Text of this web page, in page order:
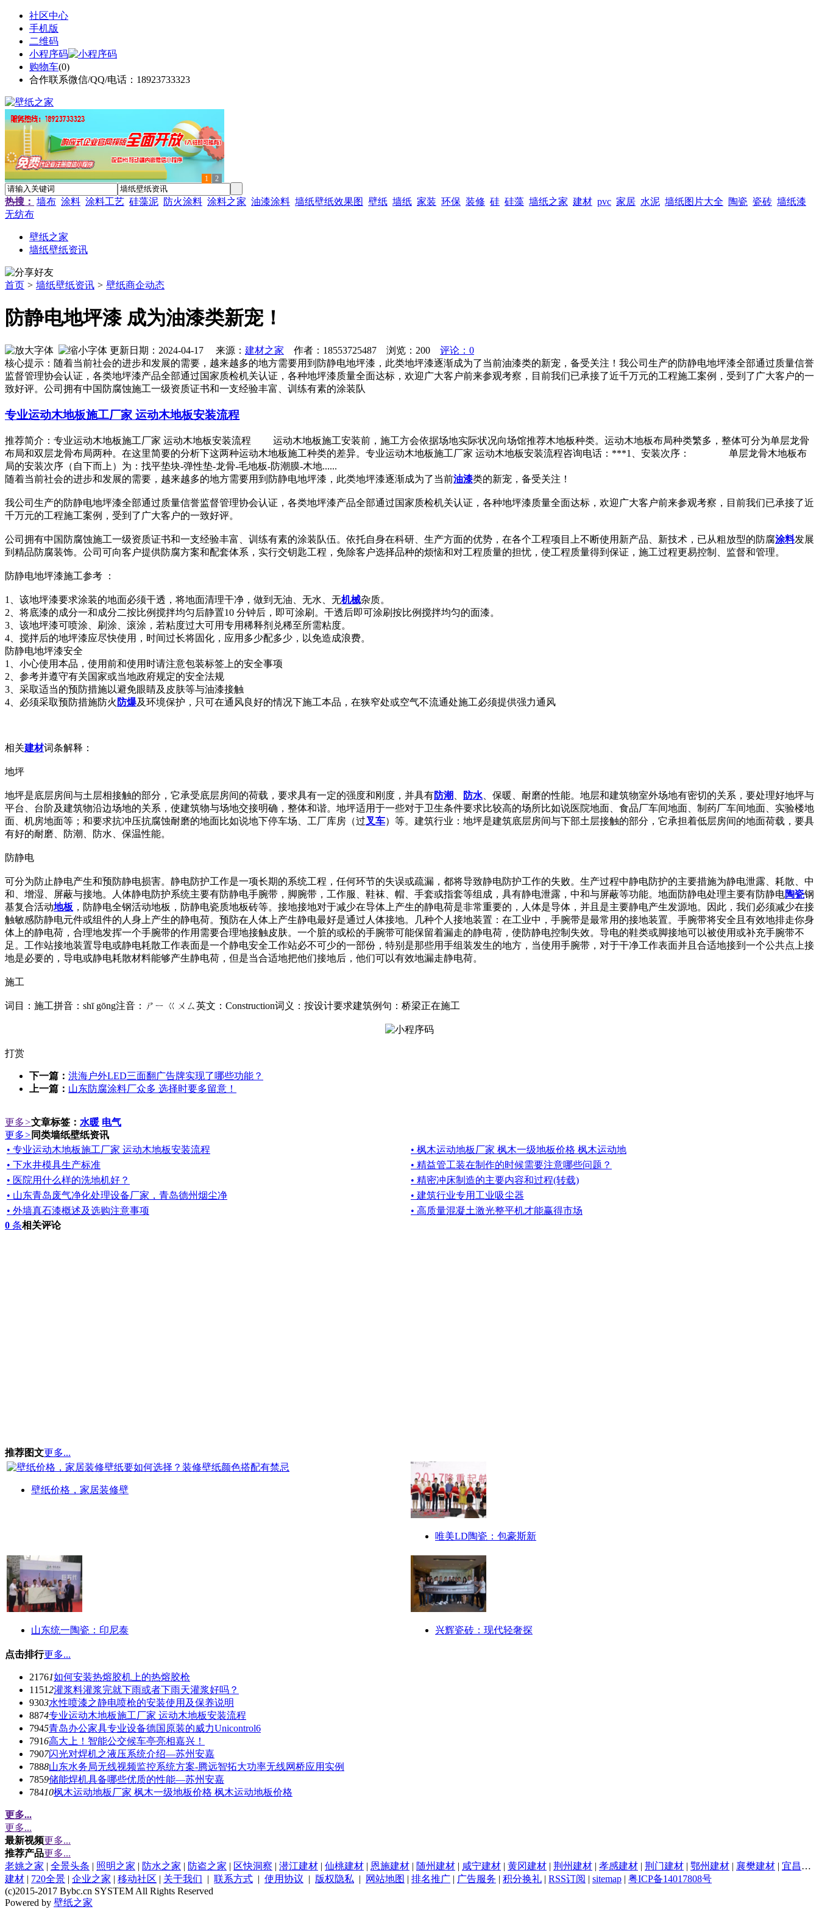
社区中心
手机版
二维码
小程序码
购物车(0)
合作联系微信/QQ/电话：18923733323
1 2
热搜： 墙布 涂料 涂料工艺 硅藻泥 防火涂料 涂料之家 油漆涂料 墙纸壁纸效果图 壁纸 墙纸 家装 环保 装修 硅 硅藻 墙纸之家 建材 pvc 家居 水泥 墙纸图片大全 陶瓷 瓷砖 墙纸漆
无纺布
壁纸之家
墙纸壁纸资讯
首页 > 墙纸壁纸资讯 > 壁纸商企动态
防静电地坪漆 成为油漆类新宠！
更新日期：2024-04-17 来源： 建材之家 作者：18553725487 浏览： 200
评论：0
核心提示：随着当前社会的进步和发展的需要，越来越多的地方需要用到防静电地坪漆，此类地坪漆逐渐成为了当前油漆类的新宠，备受关注！我公司生产的防静电地坪漆全部通过质量信誉
监督管理协会认证，各类地坪漆产品全部通过国家质检机关认证，各种地坪漆质量全面达标，欢迎广大客户前来参观考察，目前我们已承接了近千万元的工程施工案例，受到了广大客户的一
致好评。公司拥有中国防腐蚀施工一级资质证书和一支经验丰富、训练有素的涂装队
专业运动木地板施工厂家 运动木地板安装流程
推荐简介：专业运动木地板施工厂家 运动木地板安装流程 运动木地板施工安装前，施工方会依据场地实际状况向场馆推荐木地板种类。运动木地板布局种类繁多，整体可分为单层龙骨
布局和双层龙骨布局两种。在这里简要的分析下这两种运动木地板施工种类的差异。专业运动木地板施工厂家 运动木地板安装流程咨询电话：***1、安装次序： 单层龙骨木地板布
局的安装次序（自下而上）为：找平垫块-弹性垫-龙骨-毛地板-防潮膜-木地......
随着当前社会的进步和发展的需要，越来越多的地方需要用到防静电地坪漆，此类地坪漆逐渐成为了当前油漆类的新宠，备受关注！
我公司生产的防静电地坪漆全部通过质量信誉监督管理协会认证，各类地坪漆产品全部通过国家质检机关认证，各种地坪漆质量全面达标，欢迎广大客户前来参观考察，目前我们已承接了近
千万元的工程施工案例，受到了广大客户的一致好评。
公司拥有中国防腐蚀施工一级资质证书和一支经验丰富、训练有素的涂装队伍。依托自身在科研、生产方面的优势，在各个工程项目上不断使用新产品、新技术，已从粗放型的防腐涂料发展
到精品防腐装饰。公司可向客户提供防腐方案和配套体系，实行交钥匙工程，免除客户选择品种的烦恼和对工程质量的担忧，使工程质量得到保证，施工过程更易控制、监督和管理。
防静电地坪漆施工参考 ：
1、该地坪漆要求涂装的地面必须干透，将地面清理干净，做到无油、无水、无机械杂质。
2、将底漆的成分一和成分二按比例搅拌均匀后静置10 分钟后，即可涂刷。干透后即可涂刷按比例搅拌均匀的面漆。
3、该地坪漆可喷涂、刷涂、滚涂，若粘度过大可用专用稀释剂兑稀至所需粘度。
4、搅拌后的地坪漆应尽快使用，时间过长将固化，应用多少配多少，以免造成浪费。
防静电地坪漆安全
1、小心使用本品，使用前和使用时请注意包装标签上的安全事项
2、参考并遵守有关国家或当地政府规定的安全法规
3、采取适当的预防措施以避免眼睛及皮肤等与油漆接触
4、必须采取预防措施防火 防爆及环境保护，只可在通风良好的情况下施工本品，在狭窄处或空气不流通处施工必须提供强力通风
相关建材词条解释：
地坪
地坪是底层房间与土层相接触的部分，它承受底层房间的荷载，要求具有一定的强度和刚度，并具有防潮 防水 、保暖、耐磨的性能。地层和建筑物室外场地有密切的关系，要处理好地坪与
平台、台阶及建筑物沿边场地的关系，使建筑物与场地交接明确，整体和谐。地坪适用于一些对于卫生条件要求比较高的场所比如说医院地面、食品厂车间地面、制药厂车间地面、实验楼地
面、机房地面等；和要求抗冲压抗腐蚀耐磨的地面比如说地下停车场、工厂库房（过叉车）等。建筑行业：地坪是建筑底层房间与下部土层接触的部分，它承担着低层房间的地面荷载，要具
有好的耐磨、防潮、防水、保温性能。
防静电
可分为防止静电产生和预防静电损害。静电防护工作是一项长期的系统工程，任何环节的失误或疏漏，都将导致静电防护工作的失败。生产过程中静电防护的主要措施为静电泄露、耗散、中
和、增湿、屏蔽与接地。人体静电防护系统主要有防静电手腕带，脚腕带，工作服、鞋袜、帽、手套或指套等组成，具有静电泄露，中和与屏蔽等功能。地面防静电处理主要有防静电陶瓷钢
基复合活动地板 ，防静电全钢活动地板，防静电瓷质地板砖等。接地接地对于减少在导体上产生的静电荷是非常重要的，人体是导体，并且是主要静电产生发源地。因此，我们必须减少在接
触敏感防静电元件或组件的人身上产生的静电荷。预防在人体上产生静电最好是通过人体接地。几种个人接地装置：在工业中，手腕带是最常用的接地装置。手腕带将安全且有效地排走你身
体上的静电荷，合理地发挥一个手腕带的作用需要合理地接触皮肤。一个脏的或松的手腕带可能保留着漏走的静电荷，使防静电控制失效。导电的鞋类或脚接地可以被使用或补充手腕带不
足。工作站接地装置导电或静电耗散工作表面是一个静电安全工作站必不可少的一部份，特别是那些用手组装发生的地方，当使用手腕带，对于干净工作表面并且合适地接到一个公共点上接
地是必要的，导电或静电耗散材料能够产生静电荷，但是当合适地把他们接地后，他们可以有效地漏走静电荷。
施工
词目：施工拼音：shī gōng注音：ㄕㄧ ㄍㄨㄙ英文：Construction词义：按设计要求建筑例句：桥梁正在施工
打赏
下一篇： 洪海户外LED三面翻广告牌实现了哪些功能？
上一篇： 山东防腐涂料厂众多 选择时要多留意！
更多>文章标签： 水暖 电气
更多> 同类墙纸壁纸资讯
• 专业运动木地板施工厂家 运动木地板安装流程
• 枫木运动地板厂家 枫木一级地板价格 枫木运动地
• 下水井模具生产标准
• 精益管工装在制作的时候需要注意哪些问题？
• 医院用什么样的洗地机好？
• 精密冲床制造的主要内容和过程(转载)
• 山东青岛废气净化处理设备厂家，青岛德州烟尘净
• 建筑行业专用工业吸尘器
• 外墙真石漆概述及选购注意事项
• 高质量混凝土激光整平机才能赢得市场
0 条相关评论
推荐图文更多...
壁纸价格，家居装修壁
唯美LD陶瓷：包豪斯新
山东统一陶瓷：印尼泰 兴辉瓷砖：现代轻奢探
点击排行更多...
21761如何安装热熔胶机上的热熔胶枪
11512灌浆料灌浆完就下雨或者下雨天灌浆好吗？
9303水性喷漆之静电喷枪的安装使用及保养说明
8874专业运动木地板施工厂家 运动木地板安装流程
7945青岛办公家具专业设备德国原装的威力Unicontrol6
7916高大上！智能公交候车亭亮相嘉兴！
7907闪光对焊机之液压系统介绍—苏州安嘉
7888山东水务局无线视频监控系统方案-腾远智拓大功率无线网桥应用实例
7859储能焊机具备哪些优质的性能—苏州安嘉
78410枫木运动地板厂家 枫木一级地板价格 枫木运动地板价格
更多...
更多...
最新视频更多...
推荐产品更多...
老姚之家 | 全景头条 | 照明之家 | 防水之家 | 防盗之家 | 区快洞察 | 潜江建材 | 仙桃建材 | 恩施建材 | 随州建材 | 咸宁建材 | 黄冈建材 | 荆州建材 | 孝感建材 | 荆门建材 | 鄂州建材 | 襄樊建材 | 宜昌建材
建材 | 720全景 | 企业之家 | 移动社区 | 关于我们 | 联系方式 | 使用协议 | 版权隐私 | 网站地图 | 排名推广 | 广告服务 | 积分换礼 | RSS订阅 | sitemap | 粤ICP备14017808号
(c)2015-2017 Bybc.cn SYSTEM All Rights Reserved
Powered by 壁纸之家